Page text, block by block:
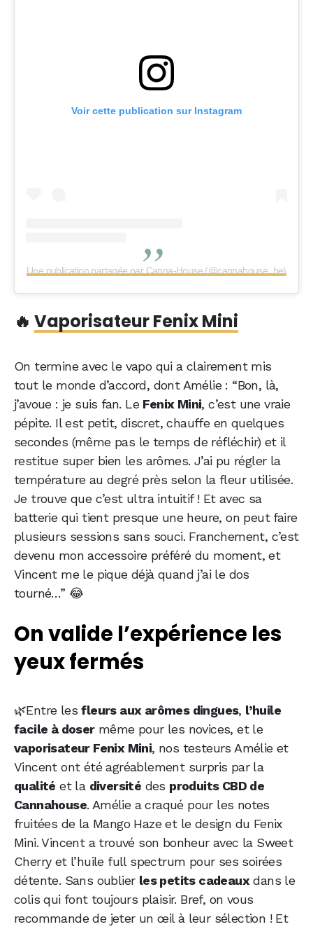
Voir cette publication sur Instagram
Une publication partagée par Canna-House (@cannahouse_be)
🔥 Vaporisateur Fenix Mini
On termine avec le vapo qui a clairement mis
tout le monde d’accord, dont Amélie : “Bon, là,
j’avoue : je suis fan. Le Fenix Mini, c’est une vraie
pépite. Il est petit, discret, chauffe en quelques
secondes (même pas le temps de réfléchir) et il
restitue super bien les arômes. J’ai pu régler la
température au degré près selon la fleur utilisée.
Je trouve que c’est ultra intuitif ! Et avec sa
batterie qui tient presque une heure, on peut faire
plusieurs sessions sans souci. Franchement, c’est
devenu mon accessoire préféré du moment, et
Vincent me le pique déjà quand j’ai le dos
tourné…” 😂
On valide l’expérience les
yeux fermés
🌿Entre lesfleurs aux arômes dingues, l’huile
facile à dosermême pour les novices, et le
vaporisateur Fenix Mini, nos testeurs Amélie et
Vincent ont été agréablement surpris par la
qualité et la diversité des produits CBD de
Cannahouse. Amélie a craqué pour les notes
fruitées de la Mango Haze et le design du Fenix
Mini. Vincent a trouvé son bonheur avec la Sweet
Cherry et l’huile full spectrum pour ses soirées
détente. Sans oublier les petits cadeauxdans le
colis qui font toujours plaisir. Bref, on vous
recommande de jeter un œil à leur sélection ! Et